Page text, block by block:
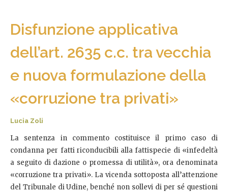
Disfunzione applicativa
dell’art. 2635 c.c. tra vecchia
e nuova formulazione della
«corruzione tra privati»
Lucia Zoli
La sentenza in commento costituisce il primo caso di
condanna per fatti riconducibili alla fattispecie di «infedeltà
a seguito di dazione o promessa di utilità», ora denominata
«corruzione tra privati». La vicenda sottoposta all’attenzione
del Tribunale di Udine, benché non sollevi di per sé questioni